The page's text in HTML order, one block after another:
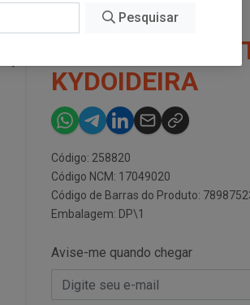
PIRULIT
KYDOIDEIRA
Código: 258820
Código NCM: 17049020
Código de Barras do Produto:
Embalagem: DP\1
Avise-me quando chegar
Pesquisar